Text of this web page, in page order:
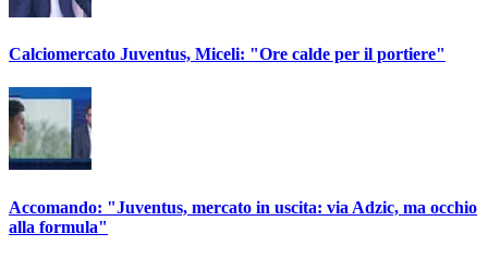
Calciomercato Juventus, Miceli: "Ore calde per il portiere"
Accomando: "Juventus, mercato in uscita: via Adzic, ma occhio
alla formula"